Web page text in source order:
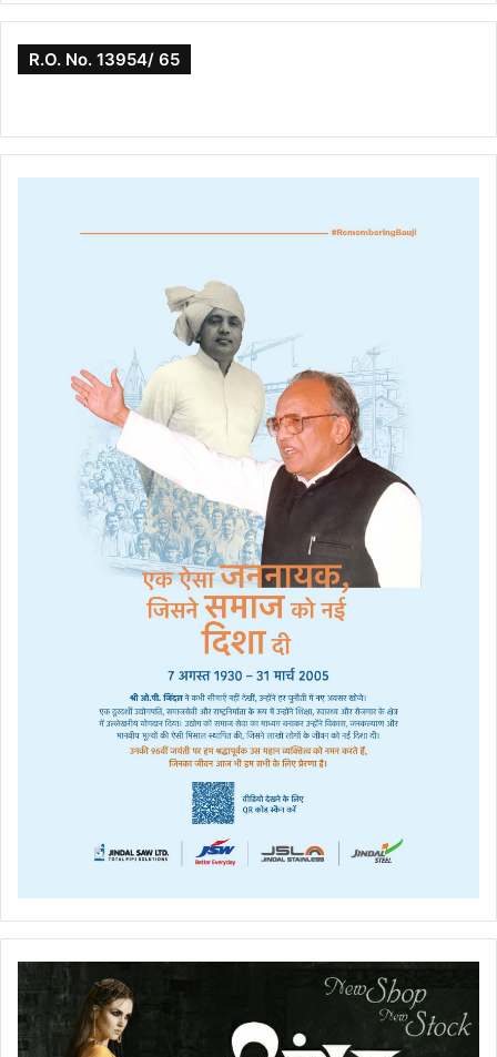
R.O. No. 13954/ 65